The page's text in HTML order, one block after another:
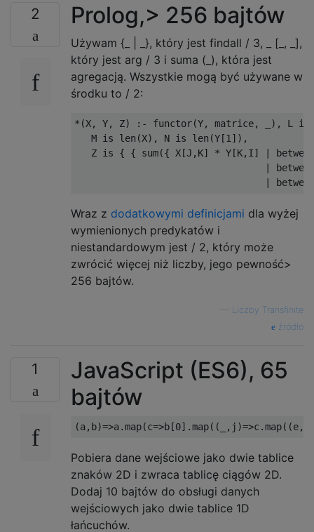
2 Prolog,> 256 bajtów
Używam {_ | _}, który jest findall / 3, _ [_, _],
który jest arg / 3 i suma (_), która jest
agregacją. Wszystkie mogą być używane w
środku to / 2:
*(X, Y, Z) :- functor(Y, matrice, _), L
   M is len(X), N is len(Y[1]),
Z is { { sum({ X[J,K] * Y[K,I] |
|
Wraz z dodatkowymi definicjami dla wyżej
wymienionych predykatów i
niestandardowym jest / 2, który może
zwrócić więcej niż liczby, jego pewność>
256 bajtów.
Liczby Transfinite
źródło
1
JavaScript (ES6), 65
bajtów
Pobiera dane wejściowe jako dwie tablice
znaków 2D i zwraca tablicę ciągów 2D.
Dodaj 10 bajtów do obsługi danych
wejściowych jako dwie tablice 1D
łańcuchów.